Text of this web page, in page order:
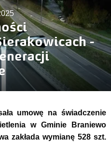
-
umowę na świadczenie
w Gminie Braniewo
zakłada wymianę 528 szt.